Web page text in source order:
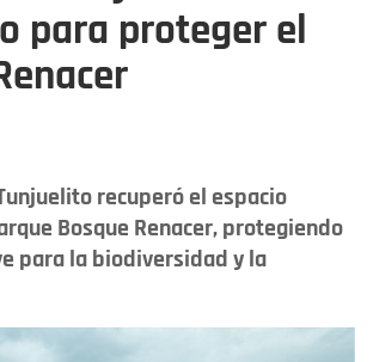
para proteger el
recuperó el espacio
Bosque Renacer, protegiendo
para la biodiversidad y la